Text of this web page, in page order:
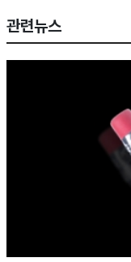
관련뉴스